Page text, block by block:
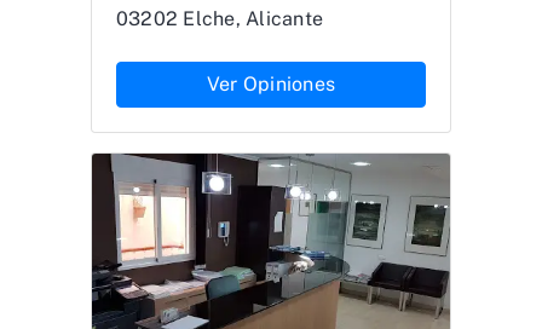
03202 Elche, Alicante
Ver Opiniones